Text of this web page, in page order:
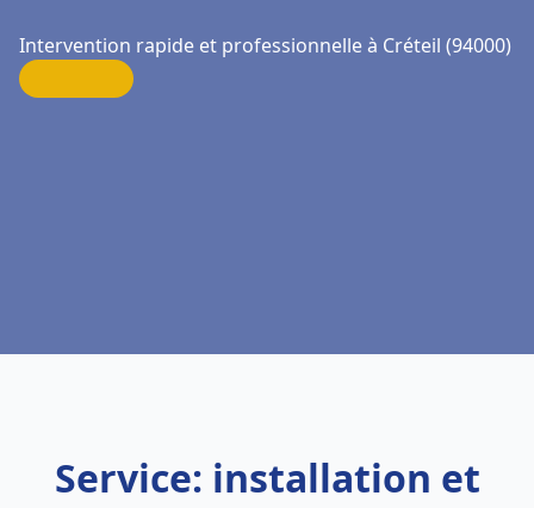
Intervention rapide et professionnelle à Créteil (94000)
Service: installation et